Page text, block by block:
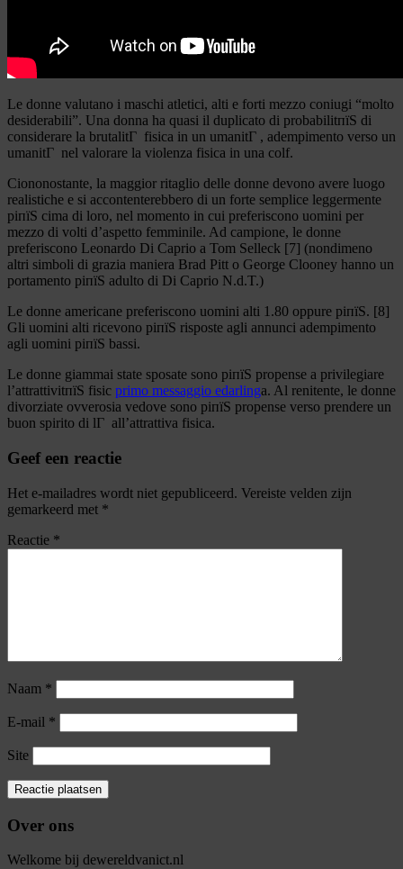
Le donne valutano i maschi atletici, alti e forti mezzo coniugi “molto
desiderabili”. Una donna ha quasi il duplicato di probabilitпїЅ di
considerare la brutalitГ fisica in un umanitГ , adempimento verso un
umanitГ nel valorare la violenza fisica in una colf.
Ciononostante, la maggior ritaglio delle donne devono avere luogo
realistiche e si accontenterebbero di un forte semplice leggermente
piпїЅ cima di loro, nel momento in cui preferiscono uomini per
mezzo di volti d’aspetto femminile. Ad campione, le donne
preferiscono Leonardo Di Caprio a Tom Selleck [7] (nondimeno
altri simboli di grazia maniera Brad Pitt o George Clooney hanno un
portamento piпїЅ adulto di Di Caprio N.d.T.)
Le donne americane preferiscono uomini alti 1.80 oppure piпїЅ. [8]
Gli uomini alti ricevono piпїЅ risposte agli annunci adempimento
agli uomini piпїЅ bassi.
Le donne giammai state sposate sono piпїЅ propense a privilegiare
l’attrattivitпїЅ fisic primo messaggio edarlinga. Al renitente, le donne
divorziate ovverosia vedove sono piпїЅ propense verso prendere un
buon spirito di lГ all’attrattiva fisica.
Geef een reactie
Het e-mailadres wordt niet gepubliceerd. Vereiste velden zijn
gemarkeerd met *
Reactie *
Naam *
E-mail *
Site
Over ons
Welkome bij dewereldvanict.nl